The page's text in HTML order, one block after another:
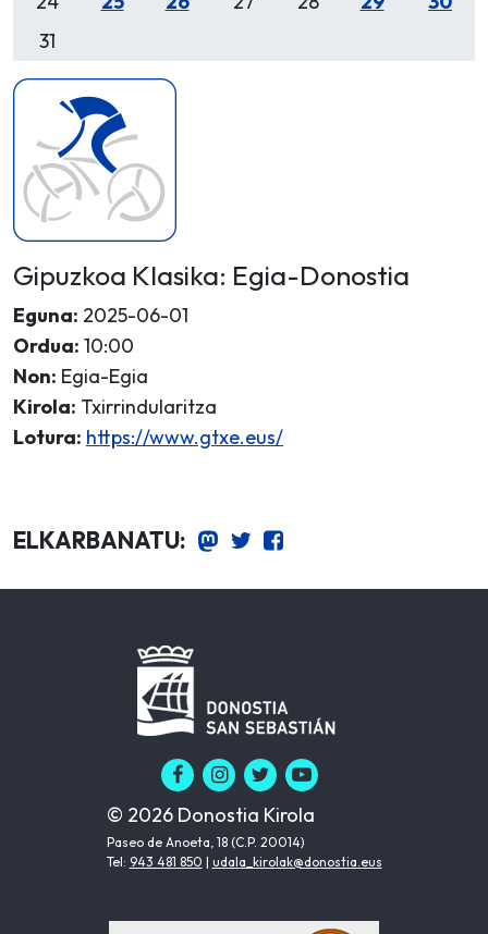
Gipuzkoa Klasika: Egia-Donostia
Eguna: 2025-06-01
Ordua: 10:00
Non: Egia-Egia
Kirola: Txirrindularitza
Lotura: https://www.gtxe.eus/
ELKARBANATU:
31
© 2026 Donostia Kirola
Paseo de Anoeta, 18 (C.P. 20014)
Tel: 943 481 850 | udala_kirolak@donostia.eus